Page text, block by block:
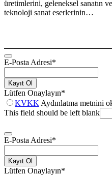
üretimlerini, geleneksel sanatın
teknoloji sanat eserlerinin…
E-Posta Adresi*
Kayıt Ol
Lütfen Onaylayın*
KVKK Aydınlatma metnini
This field should be left blank
E-Posta Adresi*
Kayıt Ol
Lütfen Onaylayın*